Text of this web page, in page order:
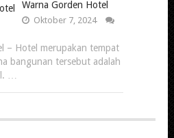
Warna Gorden Hotel
Oktober 7, 2024
– Hotel merupakan tempat
bangunan tersebut adalah
…